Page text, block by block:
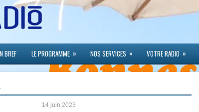
BREF LE PROGRAMME » NOS SERVICES » VOTRE RADIO »
14 juin 2023